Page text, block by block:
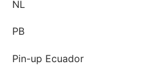
NL
PB
Pin-up Ecuador